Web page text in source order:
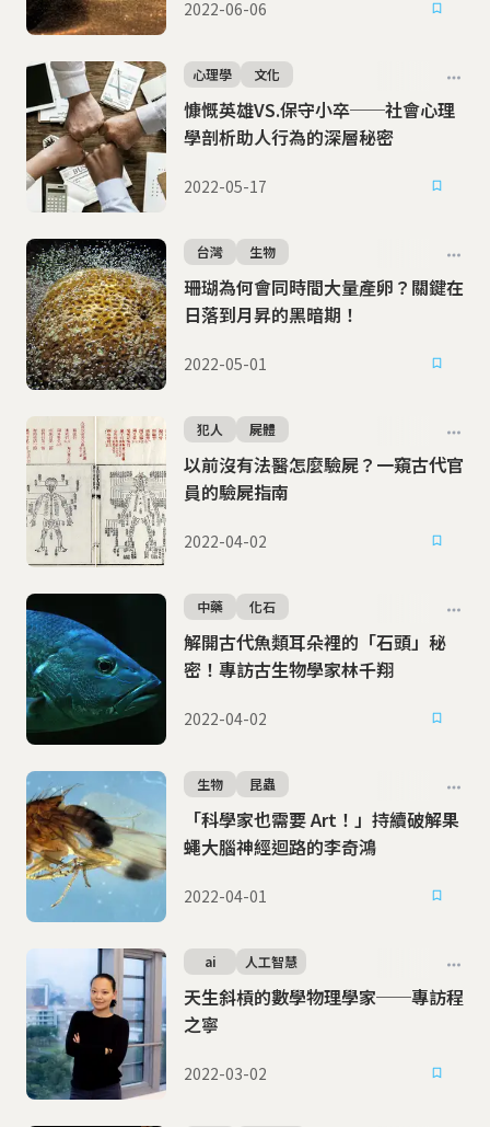
2022-06-06
慷慨英雄VS.保守小卒──社會心理
學剖析助人行為的深層秘密
心理學 文化
2022-05-17
珊瑚為何會同時間大量產卵？關鍵在
日落到月昇的黑暗期！
台灣 生物
2022-05-01
以前沒有法醫怎麼驗屍？一窺古代官
員的驗屍指南
犯人 屍體
2022-04-02
解開古代魚類耳朵裡的「石頭」秘
密！專訪古生物學家林千翔
中藥 化石
2022-04-02
「科學家也需要 Art！」持續破解果
蠅大腦神經迴路的李奇鴻
生物 昆蟲
2022-04-01
天生斜槓的數學物理學家──專訪程
之寧
ai 人工智慧
2022-03-02